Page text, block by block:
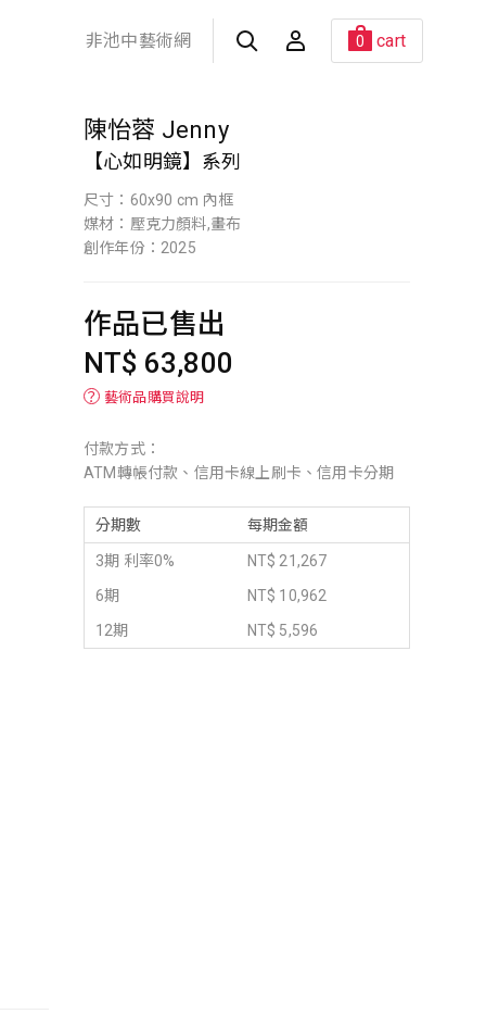
非池中藝術網 0 cart
陳怡蓉 Jenny
【心如明鏡】系列
尺寸：60x90 cm 內框
媒材：壓克力顏料,畫布
創作年份：2025
作品已售出
NT$ 63,800
？ 藝術品購買說明
付款方式：
ATM轉帳付款、信用卡線上刷卡、信用卡分期
分期數 每期金額
3期 利率0%
NT$ 21,267
6期
NT$ 10,962
12期
NT$ 5,596